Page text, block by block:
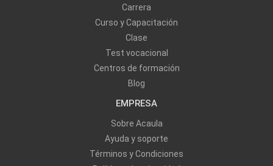
Carrera
Curso y Capacitación
Clase
Test vocacional
Centros de formación
Blog
EMPRESA
Sobre Acaula
Ayuda y soporte
Términos y Condiciones